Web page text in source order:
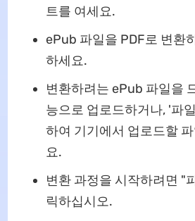
트를 여세요.
ePub 파일을 PDF로 변환
하세요.
변환하려는 ePub 파일을
능으로 업로드하거나, '파
하여 기기에서 업로드할
요.
변환 과정을 시작하려면 "
릭하십시오.